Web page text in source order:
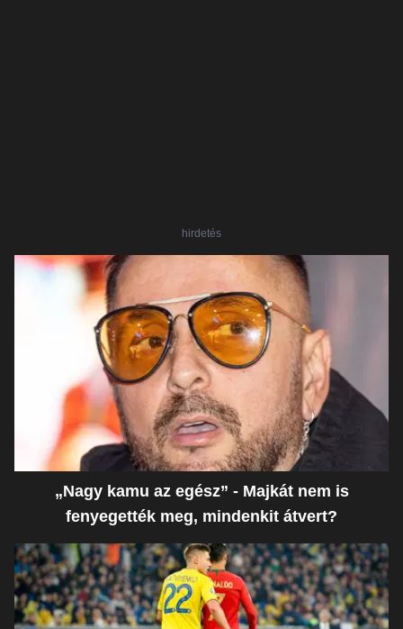
hirdetés
„Nagy kamu az egész” - Majkát nem is
fenyegették meg, mindenkit átvert?